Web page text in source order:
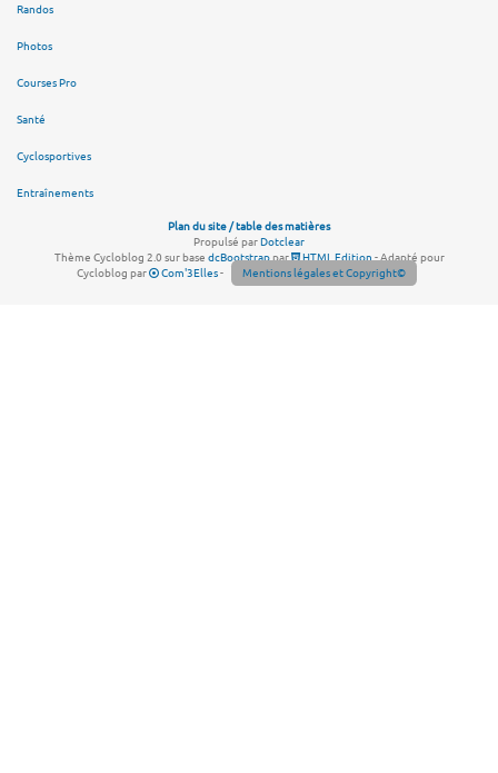
Randos
Photos
Courses Pro
Santé
Cyclosportives
Entraînements
Plan du site / table des matières
Propulsé parDotclear
Thème Cycloblog 2.0 sur base dcBootstrappar HTML Edition- Adapté pour
Cycloblog par
Com'3Elles- Mentions légales et Copyright©